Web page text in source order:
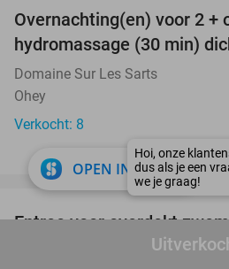
Overnachting(en) voor 2 +
hydromassage (30 min)
Domaine Sur Les Sarts
Ohey
Verkocht: 8
Entree voor overdekt
OPEN IN APP close